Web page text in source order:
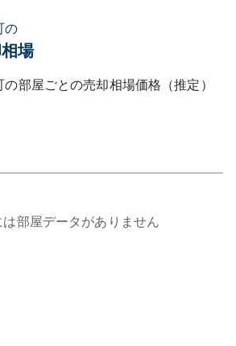
の
場
の部屋ごとの売却相場価格（推定）
は部屋データがありません